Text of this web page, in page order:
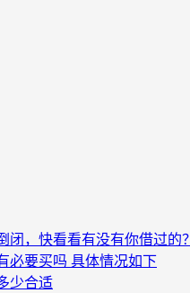
闭，快看看有没有你借过的？
必要买吗 具体情况如下
少合适